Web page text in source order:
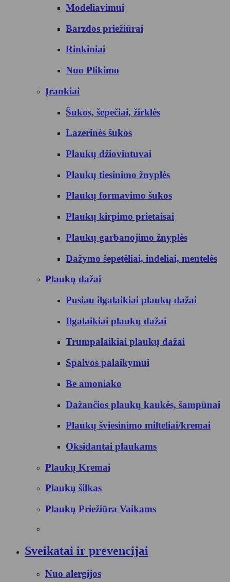
Modeliavimui
Barzdos priežiūrai
Rinkiniai
Nuo Plikimo
Įrankiai
Šukos, šepečiai, žirklės
Lazerinės šukos
Plaukų džiovintuvai
Plaukų tiesinimo žnyplės
Plaukų formavimo šukos
Plaukų kirpimo prietaisai
Plaukų garbanojimo žnyplės
Dažymo šepetėliai, indeliai, mentelės
Plaukų dažai
Pusiau ilgalaikiai plaukų dažai
Ilgalaikiai plaukų dažai
Trumpalaikiai plaukų dažai
Spalvos palaikymui
Be amoniako
Dažančios plaukų kaukės, šampūnai
Plaukų šviesinimo milteliai/kremai
Oksidantai plaukams
Plaukų Kremai
Plaukų šilkas
Plaukų Priežiūra Vaikams
Sveikatai ir prevencijai
Nuo alergijos